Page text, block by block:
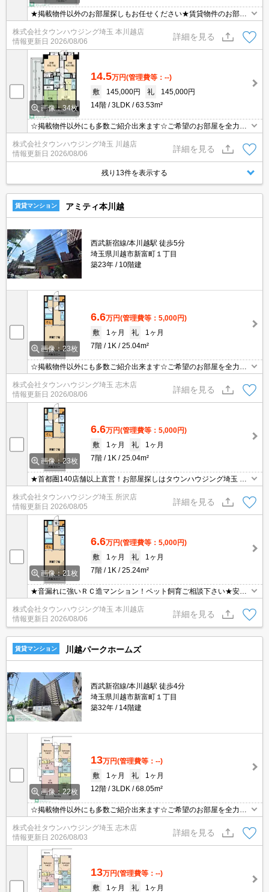
★掲載物件以外のお部屋探しもお任せください★賃貸物件のお部屋
探しはタウンハウジングへ★
株式会社タウンハウジング埼玉 本川越店
情報更新日 2026/08/06
詳細を見る
画像：34枚
14.5万円(管理費等：--)
敷
145,000円 礼
145,000円
14階
3LDK 63.53m²
☆掲載物件以外にも多数ご紹介出来ます☆ご希望のお部屋を全力で
お探しさせて頂きます♪
株式会社タウンハウジング埼玉 川越店
情報更新日 2026/08/06
詳細を見る
残り13件を表示する
賃貸マンション アミティ本川越
西武新宿線/本川越駅 徒歩5分
埼玉県川越市新富町１丁目
築23年
10階建
画像：23枚
6.6万円(管理費等：5,000円)
敷
1ヶ月 礼
1ヶ月
7階
1K 25.04m²
☆掲載物件以外にも多数ご紹介出来ます☆ご希望のお部屋を全力で
お探しさせて頂きます♪
株式会社タウンハウジング埼玉 志木店
情報更新日 2026/08/06
詳細を見る
画像：23枚
6.6万円(管理費等：5,000円)
敷
1ヶ月 礼
1ヶ月
7階
1K 25.04m²
★首都圏140店舗以上直営！お部屋探しはタウンハウジング埼玉 所
沢店へ★
株式会社タウンハウジング埼玉 所沢店
情報更新日 2026/08/05
詳細を見る
画像：21枚
6.6万円(管理費等：5,000円)
敷
1ヶ月 礼
1ヶ月
7階
1K 25.24m²
★音漏れに強いＲＣ造マンション！ペット飼育ご相談下さい★安心
のオートロック付！本川越駅まで４００ｍ♪
株式会社タウンハウジング埼玉 本川越店
情報更新日 2026/08/06
詳細を見る
賃貸マンション 川越パークホームズ
西武新宿線/本川越駅 徒歩4分
埼玉県川越市新富町１丁目
築32年
14階建
画像：22枚
13万円(管理費等：--)
敷
1ヶ月 礼
1ヶ月
12階
3LDK 68.05m²
☆掲載物件以外にも多数ご紹介出来ます☆ご希望のお部屋を全力で
お探しさせて頂きます♪
株式会社タウンハウジング埼玉 志木店
情報更新日 2026/08/03
詳細を見る
13万円(管理費等：--)
敷
1ヶ月 礼
1ヶ月